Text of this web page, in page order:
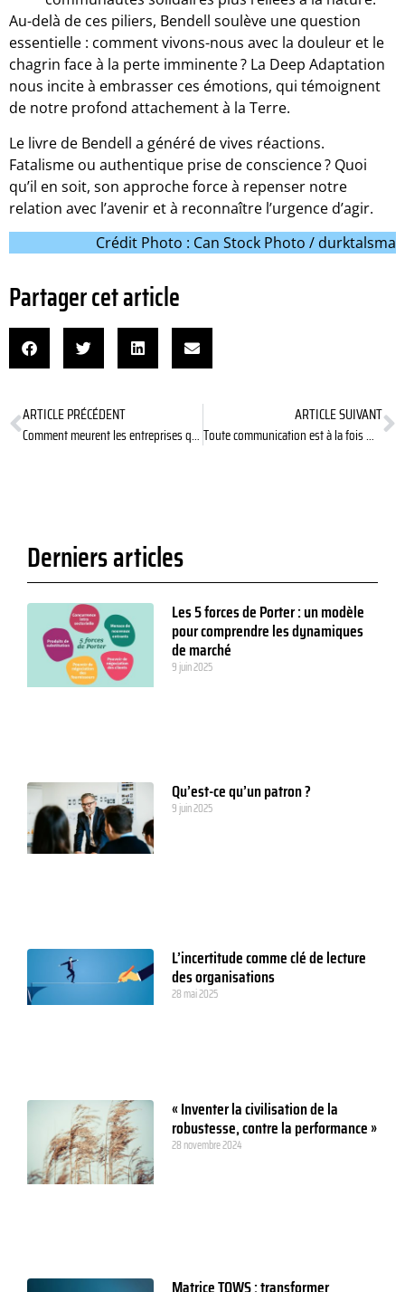
Au-delà de ces piliers, Bendell soulève une question
essentielle : comment vivons-nous avec la douleur et le
chagrin face à la perte imminente ? La Deep Adaptation
nous incite à embrasser ces émotions, qui témoignent
de notre profond attachement à la Terre.
Le livre de Bendell a généré de vives réactions.
Fatalisme ou authentique prise de conscience ? Quoi
qu’il en soit, son approche force à repenser notre
relation avec l’avenir et à reconnaître l’urgence d’agir.
Crédit Photo : Can Stock Photo / durktalsma
Partager cet article
ARTICLE PRÉCÉDENT
Comment meurent les entreprises qui ont connu le succès ?
ARTICLE SUIVANT
Toute communication est à la fois message et relation
Derniers articles
Les 5 forces de Porter : un modèle
pour comprendre les dynamiques
de marché
9 juin 2025
Qu’est-ce qu’un patron ?
9 juin 2025
L’incertitude comme clé de lecture
des organisations
28 mai 2025
« Inventer la civilisation de la
robustesse, contre la performance »
28 novembre 2024